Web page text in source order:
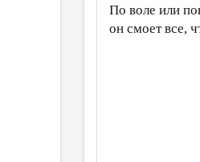
По воле или
он смоет все,